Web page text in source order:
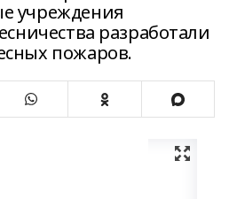
учреждения
разработали
пожаров.